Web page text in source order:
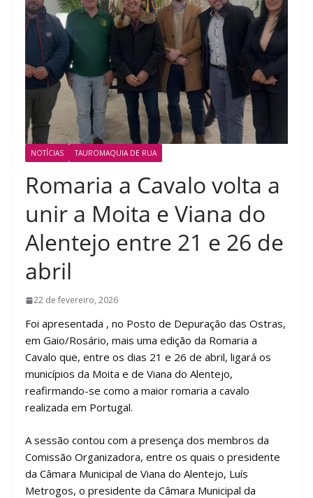
NOTÍCIAS TAUROMAQUIA DE RUA
Romaria a Cavalo volta a
unir a Moita e Viana do
Alentejo entre 21 e 26 de
abril
22 de fevereiro, 2026
Foi apresentada , no Posto de Depuração das Ostras,
em Gaio/Rosário, mais uma edição da Romaria a
Cavalo que, entre os dias 21 e 26 de abril, ligará os
municípios da Moita e de Viana do Alentejo,
reafirmando-se como a maior romaria a cavalo
realizada em Portugal.
A sessão contou com a presença dos membros da
Comissão Organizadora, entre os quais o presidente
da Câmara Municipal de Viana do Alentejo, Luís
Metrogos, o presidente da Câmara Municipal da